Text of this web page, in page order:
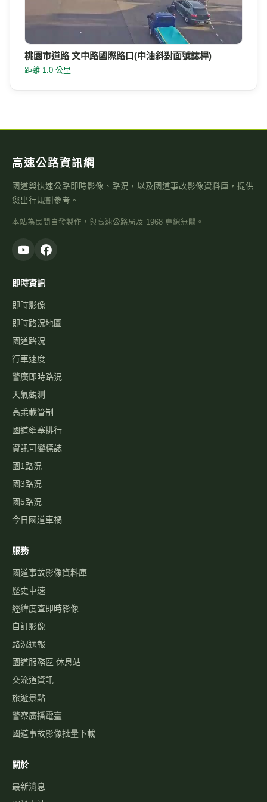
桃園市道路 文中路國際路口(中油斜對面號誌桿)
距離 1.0 公里
高速公路資訊網
國道與快速公路即時影像、路況，以及國道事故影像資料庫，提供
您出行規劃參考。
本站為民間自發製作，與高速公路局及 1968 專線無關。
即時資訊
即時影像
即時路況地圖
國道路況
行車速度
警廣即時路況
天氣觀測
高乘載管制
國道壅塞排行
資訊可變標誌
國1路況
國3路況
國5路況
今日國道車禍
服務
國道事故影像資料庫
歷史車速
經緯度查即時影像
自訂影像
路況通報
國道服務區 休息站
交流道資訊
旅遊景點
警察廣播電臺
國道事故影像批量下載
關於
最新消息